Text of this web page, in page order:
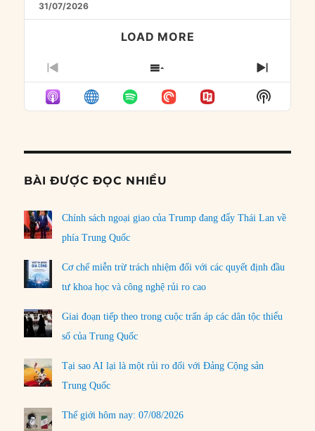
31/07/2026
LOAD MORE
PREVIOUS
EPISODE
SHOW
EPISODES
LIST
NEXT
Show
Podcast
BÀI ĐƯỢC ĐỌC NHIỀU
Chính sách ngoại giao của Trump đang đẩy Thái Lan về
phía Trung Quốc
Cơ chế miễn trừ trách nhiệm đối với các quyết định đầu
tư khoa học và công nghệ rủi ro cao
Giai đoạn tiếp theo trong cuộc trấn áp các dân tộc thiểu
số của Trung Quốc
Tại sao AI lại là một rủi ro đối với Đảng Cộng sản
Trung Quốc
Thế giới hôm nay: 07/08/2026